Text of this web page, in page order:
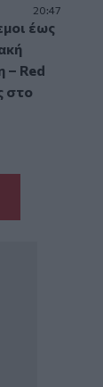
20:47
έως
– Red
στο